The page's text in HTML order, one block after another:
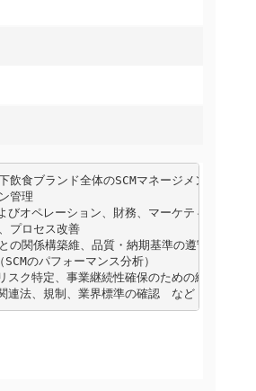
飲食ブランド全体のSCMマネージメントを
管理
びオペレーション、財務、マーケティング部
プロセス改善
の関係構築維、品質・納期基準の遵守の徹底。
のパフォーマンス分析）
スク特定、事業継続性確保のための緩和戦略
連法、規制、業界標準の確認　など